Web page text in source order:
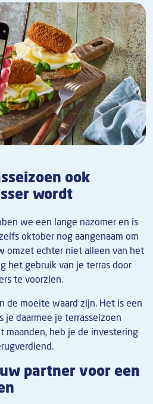
ook
wordt
we een lange nazomer en is
oktober nog aangenaam om
omzet echter niet alleen van het
het gebruik van je terras door
te voorzien.
de moeite waard zijn. Het is een
je daarmee je terrasseizoen
maanden, heb je de investering
partner voor een